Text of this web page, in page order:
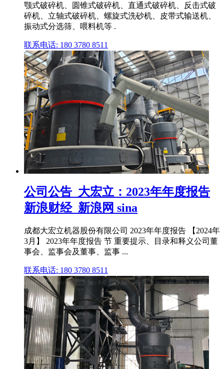
颚式破碎机、圆锥式破碎机、直通式破碎机、反击式破
碎机、立轴式破碎机、螺旋式洗砂机、皮带式输送机、
振动式分选筛、喂料机等 .
联系电话: 180 3780 8511
公司公告_大宏立：2023年年度报告
新浪财经_新浪网 sina
成都大宏立机器股份有限公司 2023年年度报告 【2024年
3月】 2023年年度报告 节 重要提示、目录和释义公司董
事会、监事会及董事、监事 ...
联系电话: 180 3780 8511